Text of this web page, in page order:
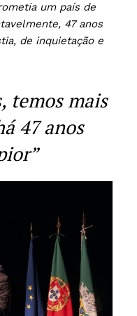
um país de
47 anos
de inquietação e
temos mais
47 anos